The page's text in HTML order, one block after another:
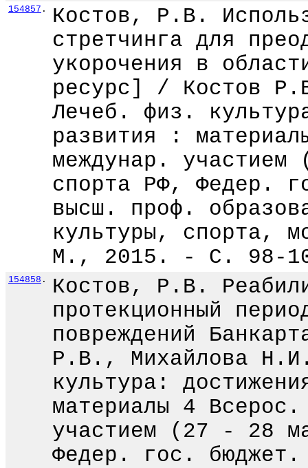
154857 .
Костов, Р.В.
стретчинга для
укорочения в
ресурс] / Костов
Лечеб. физ.
развития :
междунар.
спорта РФ, Федер.
высш. проф.
культуры, спорта,
М., 2015. - С. 98-
154858 .
Костов, Р.В.
протекционный
повреждений
Р.В., Михайлова
культура:
материалы 4
участием (27 - 28
Федер. гос. бюджет.